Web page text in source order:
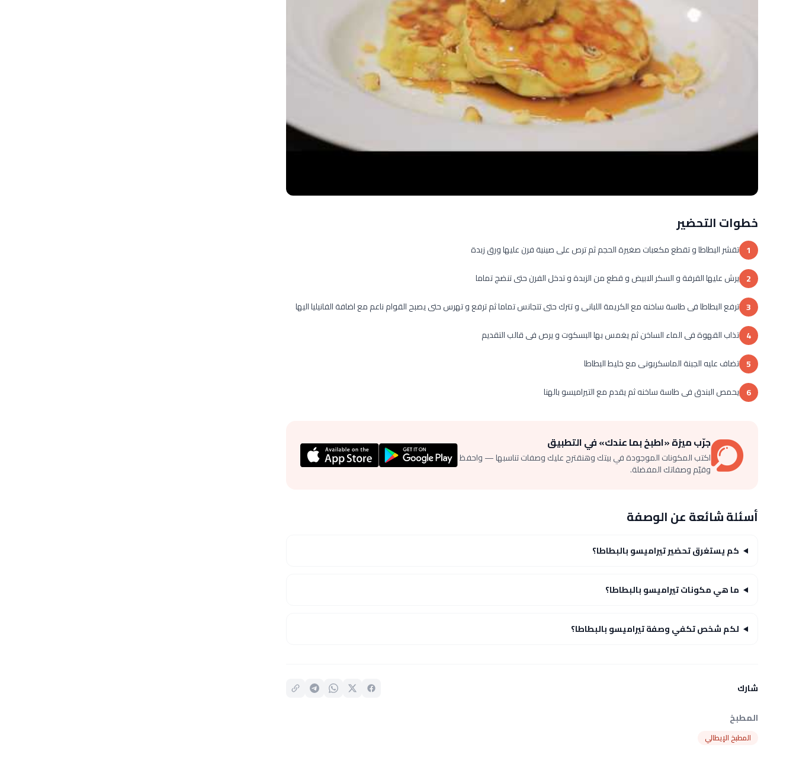
خطوات التحضير
1 تقشر البطاطا و تقطع مكعبات صغيرة الحجم ثم ترص على صينية فرن عليها ورق زبدة
2 يرش عليها القرفة و السكر الابيض و قطع من الزبدة و تدخل الفرن حتى تنضج تماما
3 ترفع البطاطا فى طاسة ساخنه مع الكريمة اللبانى و تترك حتى تتجانس تماما ثم ترفع و تهرس حتى يصبح القوام ناعم مع اضافة الفانيليا اليها
4 تذاب القهوة فى الماء الساخن ثم يغمس بها البسكوت و يرص فى قالب التقديم
5 تضاف عليه الجبنة الماسكربونى مع خليط البطاطا
6 يحمص البندق فى طاسة ساخنه ثم يقدم مع التيراميسو بالهنا
جرّب ميزة «اطبخ بما عندك» في التطبيق
اكتب المكونات الموجودة في بيتك وهنقترح عليك وصفات تناسبها — واحفظ
وقيّم وصفاتك المفضلة.
أسئلة شائعة عن الوصفة
كم يستغرق تحضير تيراميسو بالبطاطا؟
ما هي مكونات تيراميسو بالبطاطا؟
لكم شخص تكفي وصفة تيراميسو بالبطاطا؟
شارك
المطبخ
المطبخ الإيطالي